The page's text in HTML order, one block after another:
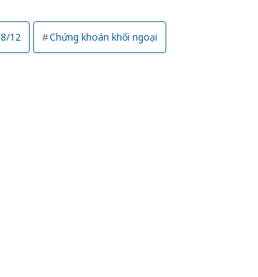
12 Chứng khoán khối ngoại